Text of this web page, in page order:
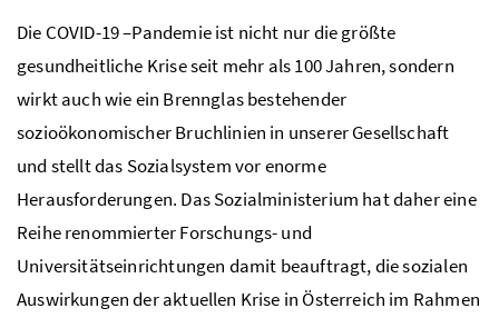
Die COVID-19 –Pandemie ist nicht nur die größte
gesundheitliche Krise seit mehr als 100 Jahren, sondern
wirkt auch wie ein Brennglas bestehender
sozioökonomischer Bruchlinien in unserer Gesellschaft
und stellt das Sozialsystem vor enorme
Herausforderungen. Das Sozialministerium hat daher eine
Reihe renommierter Forschungs- und
Universitätseinrichtungen damit beauftragt, die sozialen
Auswirkungen der aktuellen Krise in Österreich im Rahmen